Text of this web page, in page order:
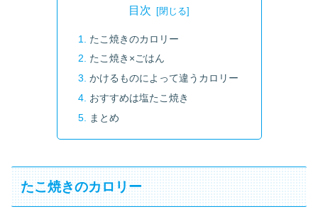
目次
たこ焼きのカロリー
たこ焼き×ごはん
かけるものによって違うカロリー
おすすめは塩たこ焼き
まとめ
たこ焼きのカロリー